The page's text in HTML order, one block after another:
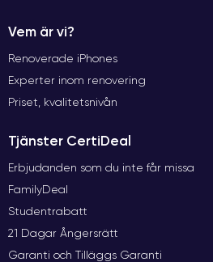
Vem är vi?
Renoverade iPhones
Experter inom renovering
Priset, kvalitetsnivån
Tjänster CertiDeal
Erbjudanden som du inte får missa
FamilyDeal
Studentrabatt
21 Dagar Ångersrätt
Garanti och Tilläggs Garanti